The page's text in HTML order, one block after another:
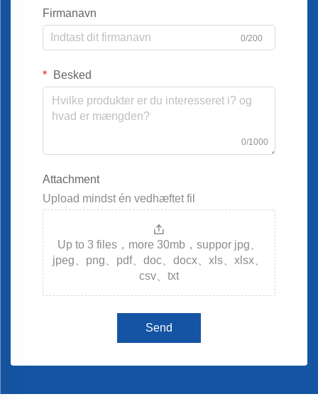
Firmanavn
0/200
Besked
0/1000
Attachment
Upload mindst én vedhæftet fil
Up to 3 files，more 30mb，suppor jpg、
jpeg、png、pdf、doc、docx、xls、xlsx、
csv、txt
Send